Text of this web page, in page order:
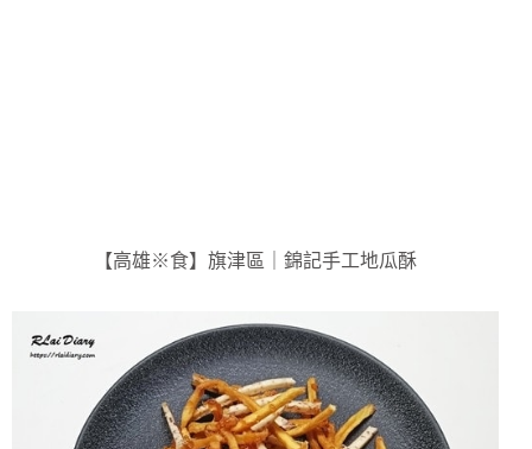
【高雄※食】旗津區｜錦記手工地瓜酥